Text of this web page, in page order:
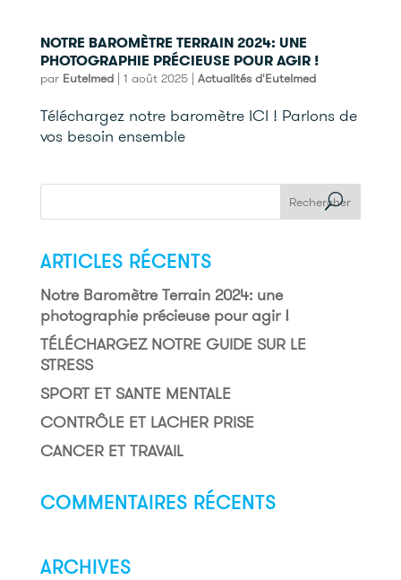
NOTRE BAROMÈTRE TERRAIN 2024: UNE
PHOTOGRAPHIE PRÉCIEUSE POUR AGIR !
par Eutelmed| 1 août 2025| Actualités d'Eutelmed
Téléchargez notre baromètre ICI ! Parlons de
vos besoin ensemble
ARTICLES RÉCENTS
Notre Baromètre Terrain 2024: une
photographie précieuse pour agir !
TÉLÉCHARGEZ NOTRE GUIDE SUR LE
STRESS
SPORT ET SANTE MENTALE
CONTRÔLE ET LACHER PRISE
CANCER ET TRAVAIL
COMMENTAIRES RÉCENTS
ARCHIVES